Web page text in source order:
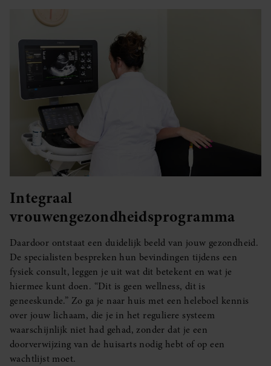
Integraal
vrouwengezondheidsprogramma
Daardoor ontstaat een duidelijk beeld van jouw gezondheid.
De specialisten bespreken hun bevindingen tijdens een
fysiek consult, leggen je uit wat dit betekent en wat je
hiermee kunt doen. “Dit is geen wellness, dit is
geneeskunde.” Zo ga je naar huis met een heleboel kennis
over jouw lichaam, die je in het reguliere systeem
waarschijnlijk niet had gehad, zonder dat je een
doorverwijzing van de huisarts nodig hebt of op een
wachtlijst moet.